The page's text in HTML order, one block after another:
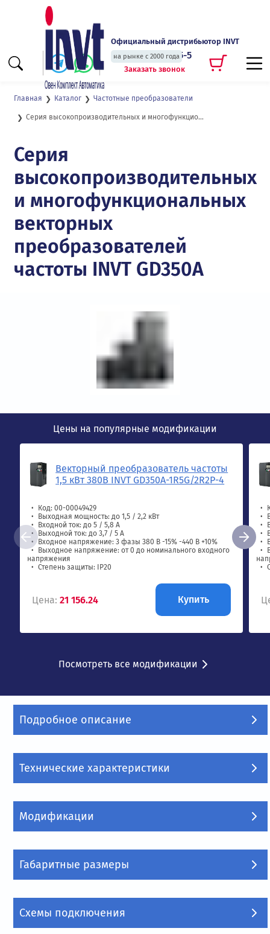
Официальный дистрибьютор INVT
на рынке с 2000 года
+7 (495) 135-135-5
Заказать звонок
Главная Каталог Частотные преобразователи
Серия высокопроизводительных и многофункциональных векторных преобразователей частоты GD350A
Серия
высокопроизводительных
и многофункциональных
векторных
преобразователей
частоты INVT GD350A
Цены на популярные модификации
Векторный преобразователь частоты
1,5 кВт 380В INVT GD350A-1R5G/2R2P-4
Код: 00-00049429
Выходная мощность: до 1,5 / 2,2 кВт
Входной ток: до 5 / 5,8 А
Выходной ток: до 3,7 / 5 A
Входное напряжение: 3 фазы 380 В -15% -440 В +10%
Выходное напряжение: от 0 до номинального входного
напряжения
Степень защиты: IP20
Цена: 21 156.24 Купить
Посмотреть все модификации
Подробное описание
Технические характеристики
Модификации
Габаритные размеры
Схемы подключения